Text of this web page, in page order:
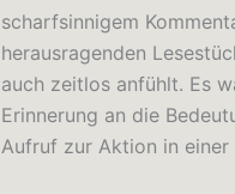
scharfsinnigem
herausragenden
auch zeitlos anfühlt. Es
Erinnerung an die
Aufruf zur Aktion in